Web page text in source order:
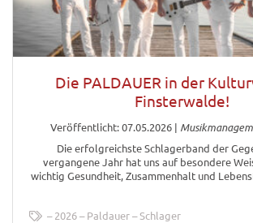
Die PALDAUER in der
Finsterwalde!
Veröffentlicht: 07.05.2026|
Die erfolgreichste Schlagerband der
vergangene Jahr hat uns auf besondere
wichtig Gesundheit, Zusammenhalt und
2026 Paldauer Schlager